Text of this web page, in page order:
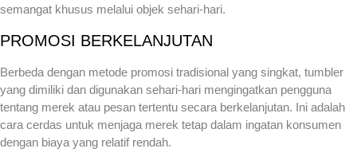
semangat khusus melalui objek sehari-hari.
PROMOSI BERKELANJUTAN
Berbeda dengan metode promosi tradisional yang singkat, tumbler
yang dimiliki dan digunakan sehari-hari mengingatkan pengguna
tentang merek atau pesan tertentu secara berkelanjutan. Ini adalah
cara cerdas untuk menjaga merek tetap dalam ingatan konsumen
dengan biaya yang relatif rendah.